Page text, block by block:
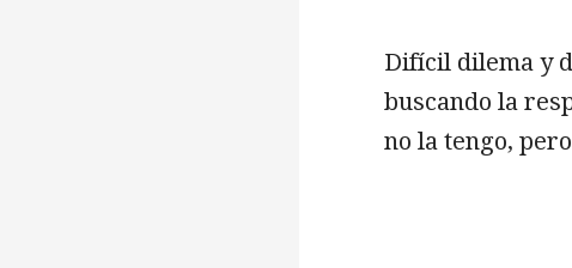
Difícil dilema y
buscando la
no la tengo,